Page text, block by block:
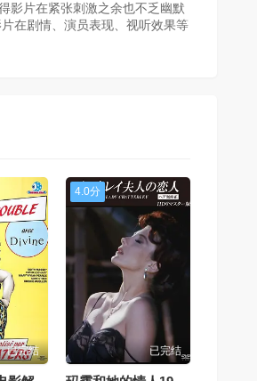
影片在紧张刺激之余也不乏幽默
在剧情、演员表现、视听效果等
已完结
4.0分
已完结